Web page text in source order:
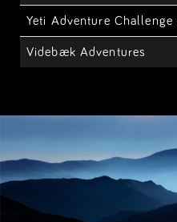
Yeti Adventure Challenge
Videbæk Adventures